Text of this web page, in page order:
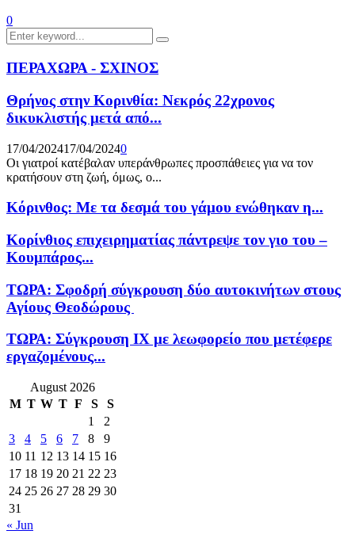
0
Search
for:
Search
ΠΕΡΑΧΩΡΑ - ΣΧΙΝΟΣ
Θρήνος στην Κορινθία: Νεκρός 22χρονος
δικυκλιστής μετά από...
17/04/202417/04/20240
Οι γιατροί κατέβαλαν υπεράνθρωπες προσπάθειες για να τον
κρατήσουν στη ζωή, όμως, ο...
Κόρινθος: Με τα δεσμά του γάμου ενώθηκαν η...
Κορίνθιος επιχειρηματίας πάντρεψε τον γιο του –
Κουμπάρος...
ΤΩΡΑ: Σφοδρή σύγκρουση δύο αυτοκινήτων στους
Αγίους Θεοδώρους
ΤΩΡΑ: Σύγκρουση ΙΧ με λεωφορείο που μετέφερε
εργαζομένους...
August 2026
M T W T F S
S
1
2
3
4 5 6 7 8
9
10 11 12 13 14 15 16
17 18 19 20 21 22 23
24 25 26 27 28 29 30
31
« Jun